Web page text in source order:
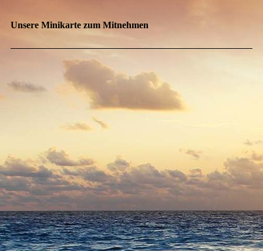
Unsere Minikarte zum Mitnehmen